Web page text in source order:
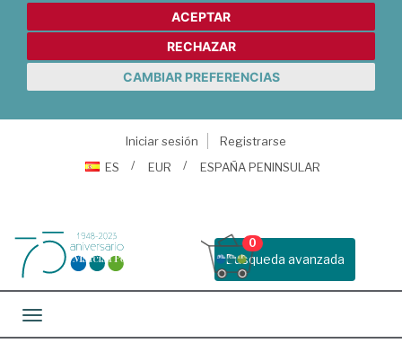
ACEPTAR
RECHAZAR
CAMBIAR PREFERENCIAS
Iniciar sesión
Registrarse
ES
EUR ESPAÑA PENINSULAR
Busqueda avanzada
0
Toggle navigation